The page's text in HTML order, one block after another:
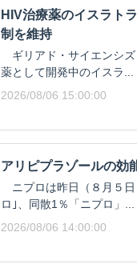
HIV治療薬のイスラト
制を維持
ギリアド・サイエンシズ
薬として開発中のイスラ...
2026/08/06 15:00:00
アリピプラゾールの効
ニプロは昨日（８月５
ロ｣、同散1％「ニプロ」...
2026/08/06 14:00:00